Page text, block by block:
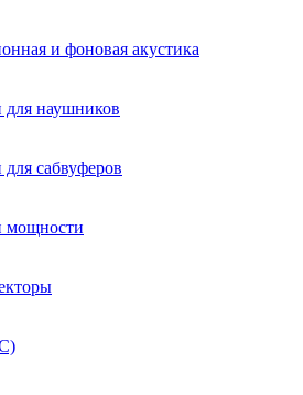
и фоновая акустика
для наушников
сабвуферов
мощности